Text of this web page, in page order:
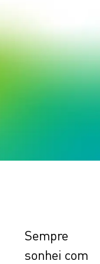
Sempre
sonhei com